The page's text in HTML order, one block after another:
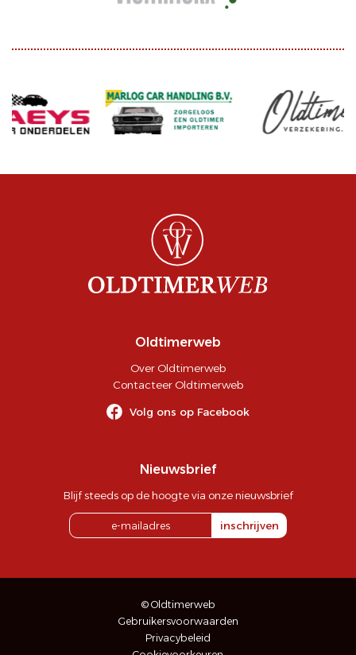
Oldtimerweb
Over Oldtimerweb
Contacteer Oldtimerweb
Volg ons op Facebook
Nieuwsbrief
Blijf steeds op de hoogte via onze nieuwsbrief
inschrijven
© Oldtimerweb
Gebruikersvoorwaarden
Privacybeleid